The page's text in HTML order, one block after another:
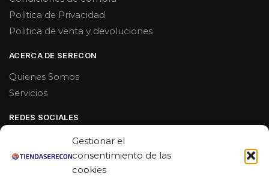
Gestionar el
consentimiento de las
cookies
Politica de Privacidad
Politica de venta y devoluciones
ACERCA DE SERECON
Quienes Somos
Servicios
REDES SOCIALES
Linkedin